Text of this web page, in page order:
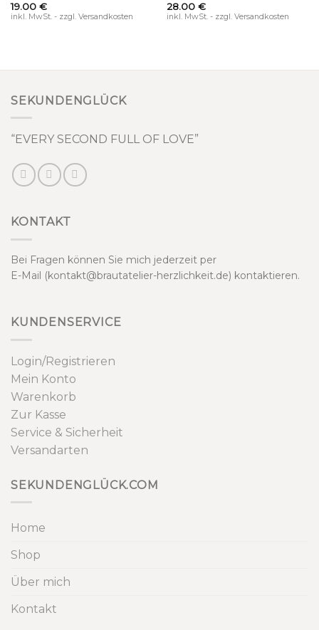
19.00 €
inkl. MwSt. - zzgl. Versandkosten
28.00 €
inkl. MwSt. - zzgl. Versandkosten
SEKUNDENGLÜCK
“EVERY SECOND FULL OF LOVE”
KONTAKT
Bei Fragen können Sie mich jederzeit per
E-Mail (kontakt@brautatelier-herzlichkeit.de) kontaktieren.
KUNDENSERVICE
Login/Registrieren
Mein Konto
Warenkorb
Zur Kasse
Service & Sicherheit
Versandarten
SEKUNDENGLÜCK.COM
Home
Shop
Über mich
Kontakt